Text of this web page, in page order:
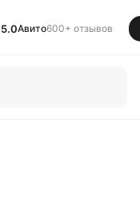
5.0Авито600+ отзывов